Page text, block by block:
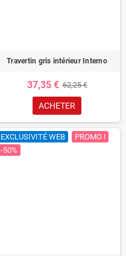
Travertin gris intérieur Interno
37,35 € 62,25 €
ACHETER
EXCLUSIVITÉ WEB
PROMO !
-50%